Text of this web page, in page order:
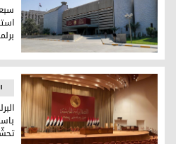
صورة أرشيفية